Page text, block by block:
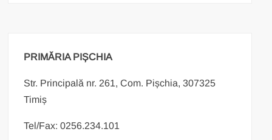
PRIMĂRIA PIȘCHIA
Str. Principală nr. 261, Com. Pișchia, 307325
Timiș
Tel/Fax: 0256.234.101